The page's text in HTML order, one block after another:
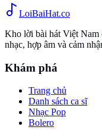
LoiBaiHat.co
Kho lời bài hát Việt Nam
nhạc, hợp âm và cảm
Khám phá
Trang chủ
Danh sách ca sĩ
Nhạc Pop
Bolero